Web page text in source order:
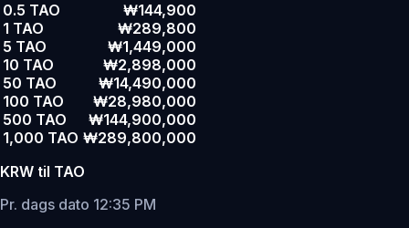
0.5 TAO
₩144,900
1 TAO
₩289,800
5 TAO
₩1,449,000
10 TAO
₩2,898,000
50 TAO
₩14,490,000
100 TAO
₩28,980,000
500 TAO
₩144,900,000
1,000 TAO ₩289,800,000
KRW til TAO
Pr. dags dato 12:35 PM